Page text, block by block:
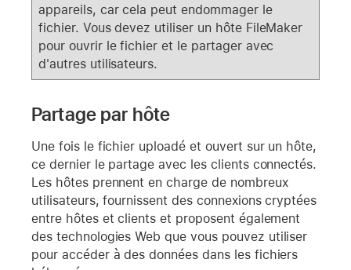
appareils, car cela peut endommager le
fichier. Vous devez utiliser un hôte FileMaker
pour ouvrir le fichier et le partager avec
d'autres utilisateurs.
Partage par hôte
Une fois le fichier uploadé et ouvert sur un hôte,
ce dernier le partage avec les clients connectés.
Les hôtes prennent en charge de nombreux
utilisateurs, fournissent des connexions cryptées
entre hôtes et clients et proposent également
des technologies Web que vous pouvez utiliser
pour accéder à des données dans les fichiers